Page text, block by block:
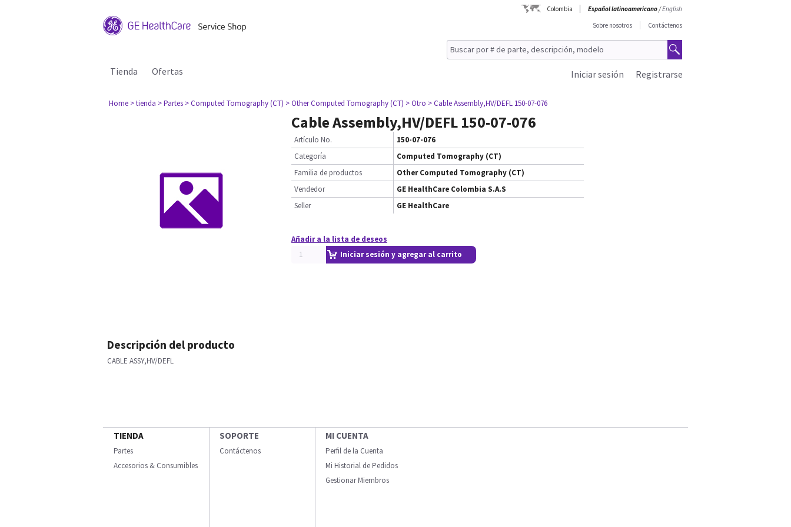
Colombia Español latinoamericano/English
Sobre nosotros
Contáctenos
Tienda Ofertas Registrarse
Iniciar sesión
Home > tienda > Partes > Computed Tomography (CT) > Other Computed Tomography (CT) > Otro > Cable Assembly,HV/DEFL 150-07-076
Cable Assembly,HV/DEFL 150-07-076
Artículo No.
150-07-076
Categoría
Computed Tomography (CT)
Familia de productos
Other Computed Tomography (CT)
Vendedor
GE HealthCare Colombia S.A.S
Seller
GE HealthCare
Añadir a la lista de deseos
Iniciar sesión y agregar al carrito
Descripción del producto
CABLE ASSY,HV/DEFL
TIENDA
Partes
Accesorios & Consumibles
SOPORTE
Contáctenos
MI CUENTA
Perfil de la Cuenta
Mi Historial de Pedidos
Gestionar Miembros